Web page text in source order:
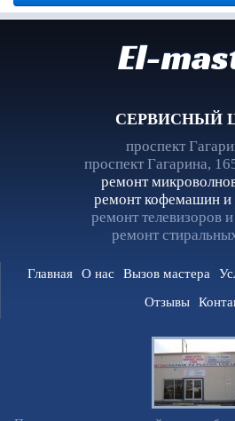
El-
СЕРВИСНЫЙ
проспект
проспект Гагарина,
ремонт
ремонт кофемашин и
ремонт телевизоров
ремонт
Главная О нас Вызов мастера
Отзывы